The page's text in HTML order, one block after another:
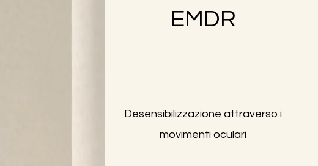
EMDR
Desensibilizzazione attraverso i
movimenti oculari